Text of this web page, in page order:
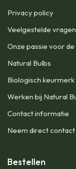
Privacy policy
Veelgestelde vragen
Onze passie voor
Natural Bulbs
Biologisch keurmerk
Werken bij Natural
Contact informatie
Neem direct
Bestellen